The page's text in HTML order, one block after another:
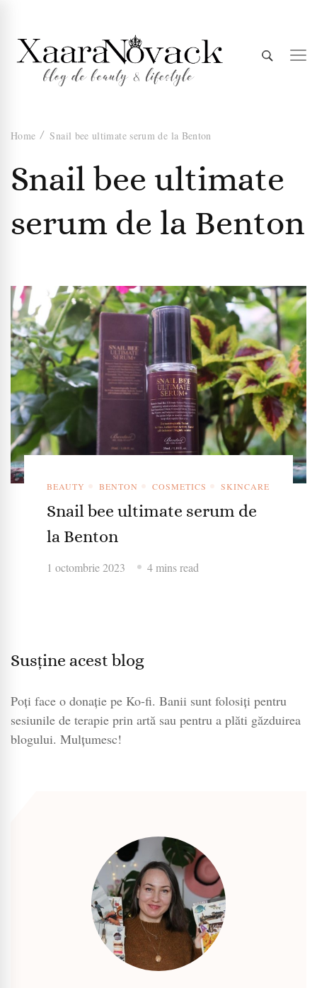
Xaara
Novack
Home Snail bee ultimate serum de la Benton
Snail bee ultimate
serum de la Benton
BEAUTY BENTON COSMETICS SKINCARE
Snail bee ultimate serum de
la Benton
1 octombrie 2023 4 mins read
Susține acest blog
Poți face o donație pe Ko-fi. Banii sunt folosiți pentru
sesiunile de terapie prin artă sau pentru a plăti găzduirea
blogului. Mulțumesc!